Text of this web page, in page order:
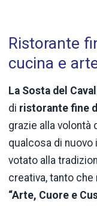
Ristorante
cucina e
La Sosta del
di ristorante fine
grazie alla volontà
qualcosa di nuovo
votato alla
creativa, tanto
“Arte, Cuore e